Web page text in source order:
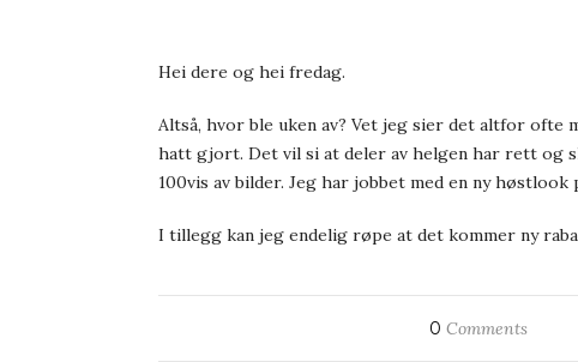
Hei dere og hei fredag.
Altså, hvor ble uken av? Vet jeg sier det altfor
hatt gjort. Det vil si at deler av helgen har rett og
100vis av bilder. Jeg har jobbet med en ny
I tillegg kan jeg endelig røpe at det kommer ny
0 Comments